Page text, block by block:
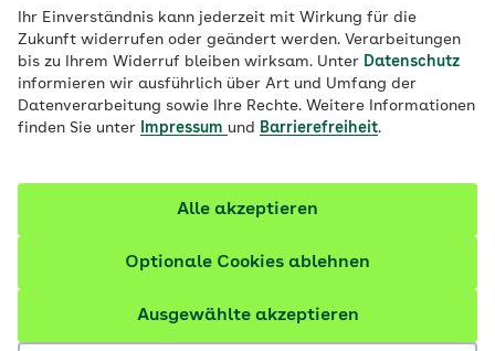
Ihr Einverständnis kann jederzeit mit Wirkung für die
Zukunft widerrufen oder geändert werden. Verarbeitungen
bis zu Ihrem Widerruf bleiben wirksam. Unter Datenschutz
informieren wir ausführlich über Art und Umfang der
Datenverarbeitung sowie Ihre Rechte. Weitere Informationen
finden Sie unter
Impressum und Barrierefreiheit.
Ausgewählte akzeptieren
Optionale Cookies ablehnen
Alle akzeptieren
gehört. Sie bezeichnen den oberen und den
unteren Wert einer Blutdruckmessung.
Was steckt hinter diesen
Blutdruckwerten?